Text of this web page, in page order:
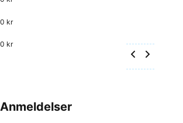
0 kr
0 kr
Anmeldelser